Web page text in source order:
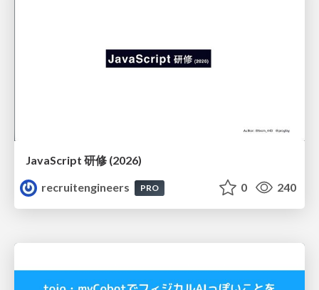
JavaScript 研修 (2026)
recruitengineers
PRO 0 240